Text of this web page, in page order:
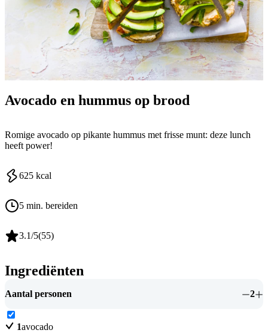
Avocado en hummus op brood
Romige avocado op pikante hummus met frisse munt: deze lunch
heeft power!
625 kcal
5 min. bereiden
3.1/5(55)
Ingrediënten
Aantal personen 2
1avocado